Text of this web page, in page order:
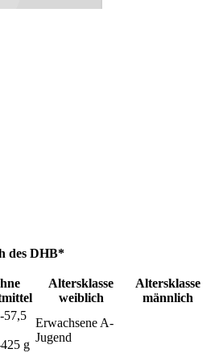
des DHB*
Altersklasse
weiblich
Altersklasse
männlich
57,5
g
Erwachsene A-
Jugend